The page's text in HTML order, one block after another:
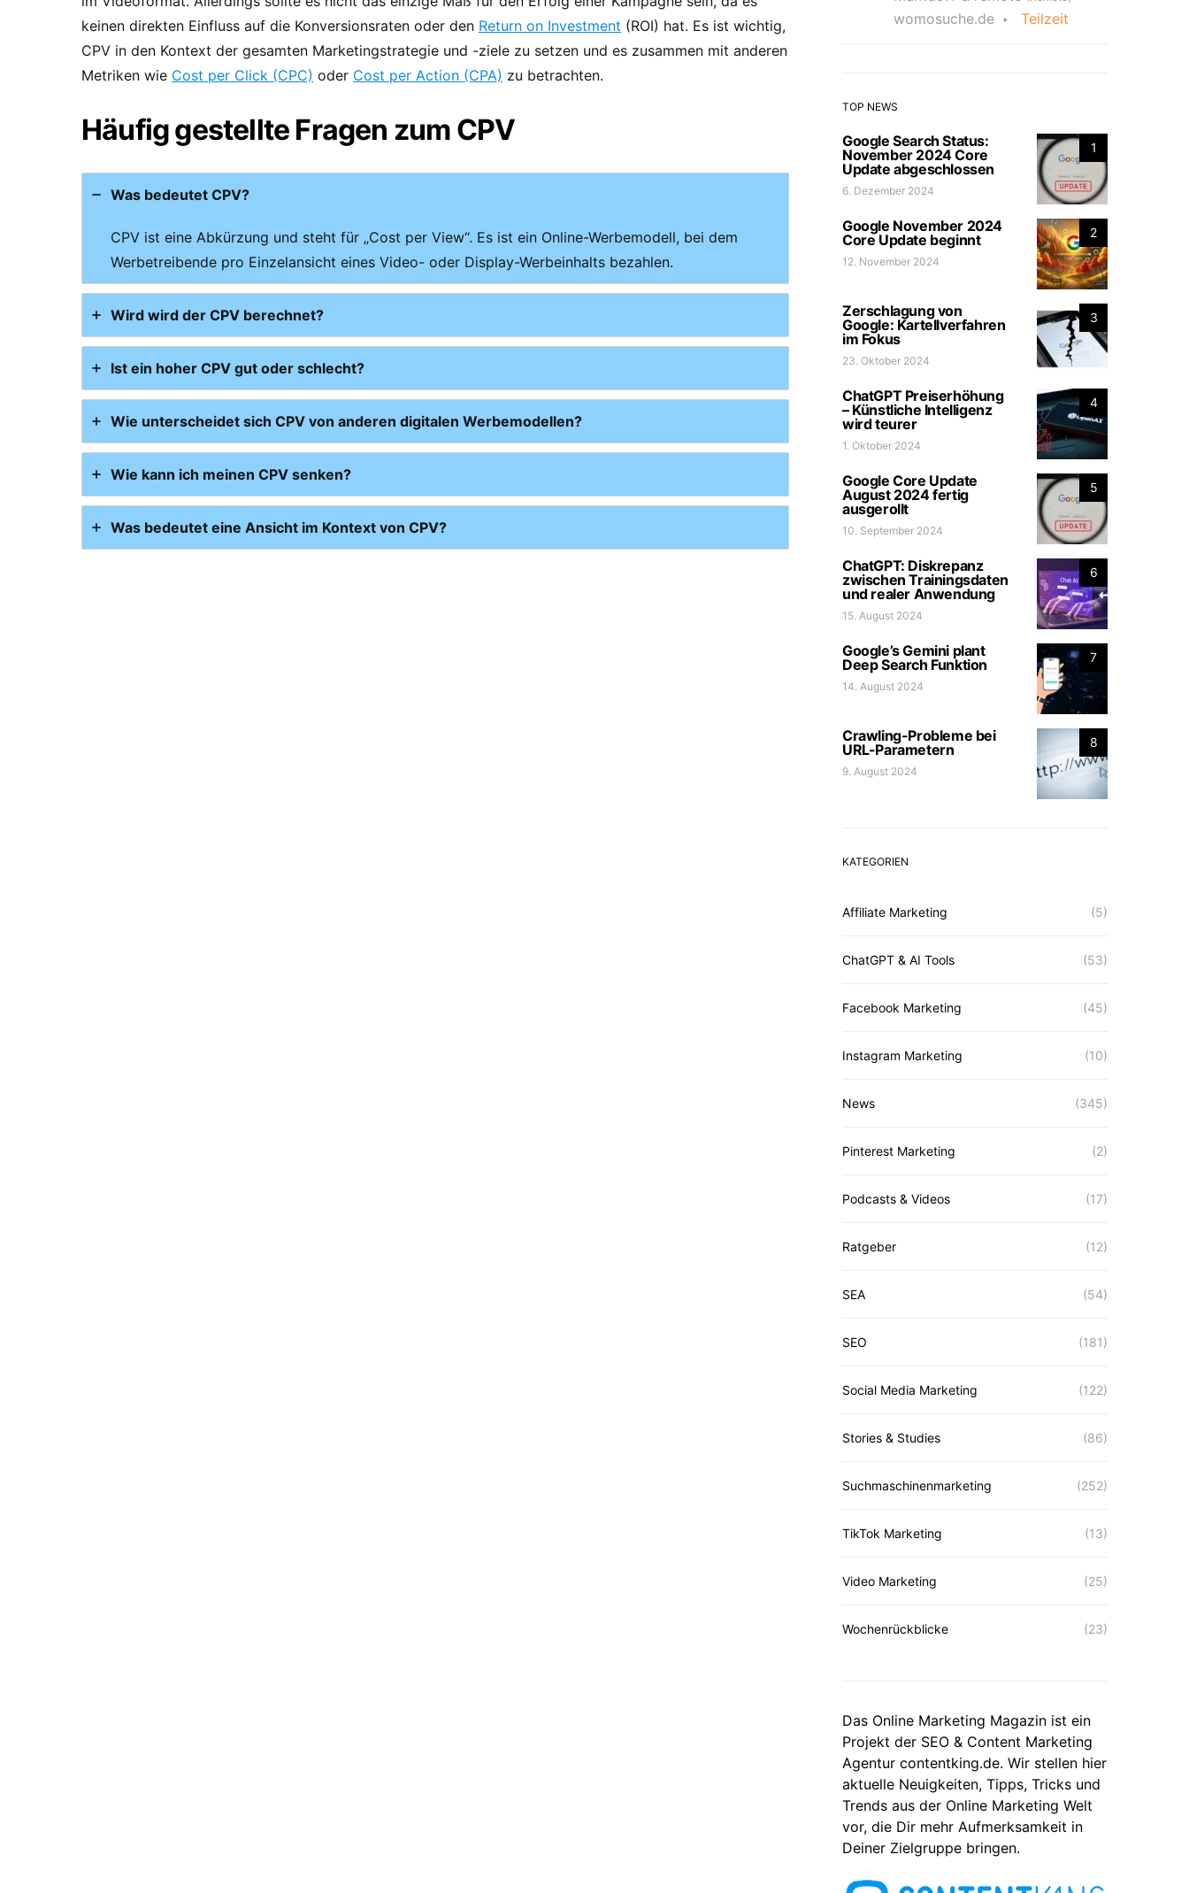
keinen direkten Einfluss auf die Konversionsraten oder den Return on Investment (ROI) hat. Es ist wichtig,
CPV in den Kontext der gesamten Marketingstrategie und -ziele zu setzen und es zusammen mit anderen
Metriken wie Cost per Click (CPC) oder Cost per Action (CPA) zu betrachten.
Häufig gestellte Fragen zum CPV
Was bedeutet CPV?
CPV ist eine Abkürzung und steht für „Cost per View“. Es ist ein Online-Werbemodell, bei dem
Werbetreibende pro Einzelansicht eines Video- oder Display-Werbeinhalts bezahlen.
Wird wird der CPV berechnet?
Ist ein hoher CPV gut oder schlecht?
Wie unterscheidet sich CPV von anderen digitalen Werbemodellen?
Wie kann ich meinen CPV senken?
Was bedeutet eine Ansicht im Kontext von CPV?
womosuche.de Teilzeit
TOP NEWS
1
Google Search Status:
November 2024 Core
Update abgeschlossen
6. Dezember 2024
2
Google November 2024
Core Update beginnt
12. November 2024
3
Zerschlagung von
Google: Kartellverfahren
im Fokus
23. Oktober 2024
4
ChatGPT Preiserhöhung
– Künstliche Intelligenz
wird teurer
1. Oktober 2024
5
Google Core Update
August 2024 fertig
ausgerollt
10. September 2024
6
ChatGPT: Diskrepanz
zwischen Trainingsdaten
und realer Anwendung
15. August 2024
7
Google’s Gemini plant
Deep Search Funktion
14. August 2024
8
Crawling-Probleme bei
URL-Parametern
9. August 2024
KATEGORIEN
Affiliate Marketing (5)
ChatGPT & AI Tools (53)
Facebook Marketing (45)
Instagram Marketing (10)
News (345)
Pinterest Marketing (2)
Podcasts & Videos (17)
Ratgeber (12)
SEA (54)
SEO (181)
Social Media Marketing (122)
Stories & Studies (86)
Suchmaschinenmarketing (252)
TikTok Marketing (13)
Video Marketing (25)
Wochenrückblicke (23)
Das Online Marketing Magazin ist ein
Projekt der SEO & Content Marketing
Agentur contentking.de. Wir stellen hier
aktuelle Neuigkeiten, Tipps, Tricks und
Trends aus der Online Marketing Welt
vor, die Dir mehr Aufmerksamkeit in
Deiner Zielgruppe bringen.